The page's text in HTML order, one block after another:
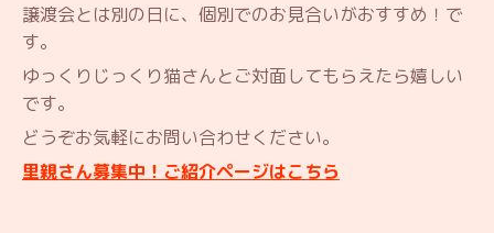
譲渡会とは別の日に、個別でのお見合いがおすすめ！で
す。
ゆっくりじっくり猫さんとご対面してもらえたら嬉しい
です。
どうぞお気軽にお問い合わせください。
里親さん募集中！ご紹介ページはこちら